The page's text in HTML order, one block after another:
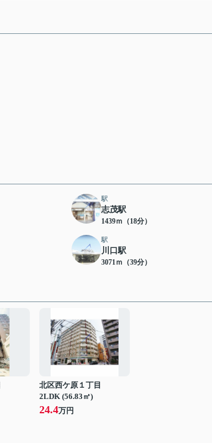
駅
志茂駅
1439ｍ（18分）
駅
川口駅
3071ｍ（39分）
北区西ケ原１丁目
2LDK (56.83㎡)
24.4万円